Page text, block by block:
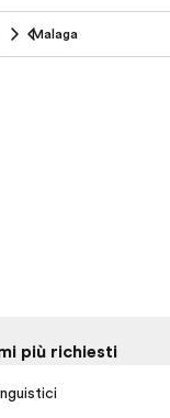
Malaga
più richiesti